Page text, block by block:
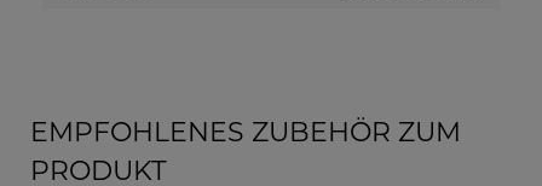
EMPFOHLENES ZUBEHÖR ZUM
PRODUKT